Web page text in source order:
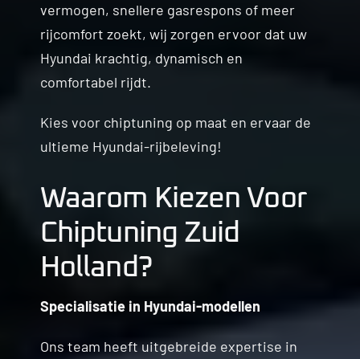
vermogen, snellere gasrespons of meer
rijcomfort zoekt, wij zorgen ervoor dat uw
Hyundai krachtig, dynamisch en
comfortabel rijdt.
Kies voor chiptuning op maat en ervaar de
ultieme Hyundai-rijbeleving!
Waarom Kiezen Voor
Chiptuning Zuid
Holland?
Specialisatie in Hyundai-modellen
Ons team heeft uitgebreide expertise in